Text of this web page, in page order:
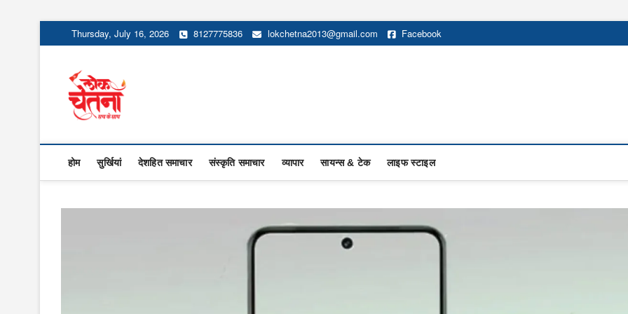
to
Thursday, July 16, 2026 8127775836 lokchetna2013@gmail.com Facebook
होम सुर्खियां देशहित समाचार संस्कृति समाचार व्यापार सायन्स & टेक लाइफ स्टाइल